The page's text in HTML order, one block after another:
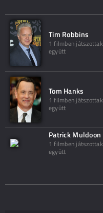
Tim Robbins
1 filmben játszottak
együtt
Tom Hanks
1 filmben játszottak
együtt
Patrick Muldoon
1 filmben játszottak
együtt